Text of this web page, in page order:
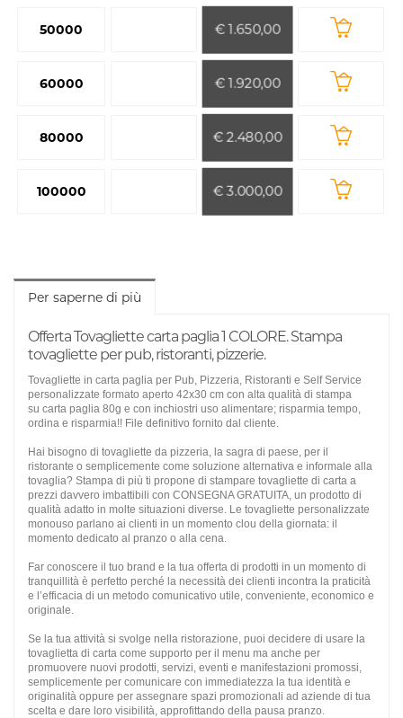
50000 € 1.650,00
60000 € 1.920,00
80000 € 2.480,00
100000 € 3.000,00
Per saperne di più
Offerta Tovagliette carta paglia 1 COLORE. Stampa
tovagliette per pub, ristoranti, pizzerie.
Tovagliette in carta paglia per Pub, Pizzeria, Ristoranti e Self Service
personalizzate formato aperto 42x30 cm con alta qualità di stampa
su carta paglia 80g e con inchiostri uso alimentare; risparmia tempo,
ordina e risparmia!! File definitivo fornito dal cliente.
Hai bisogno di tovagliette da pizzeria, la sagra di paese, per il
ristorante o semplicemente come soluzione alternativa e informale alla
tovaglia? Stampa di più ti propone di stampare tovagliette di carta a
prezzi davvero imbattibili con CONSEGNA GRATUITA , un prodotto di
qualità adatto in molte situazioni diverse. Le tovagliette personalizzate
monouso parlano ai clienti in un momento clou della giornata: il
momento dedicato al pranzo o alla cena.
Far conoscere il tuo brand e la tua offerta di prodotti in un momento di
tranquillità è perfetto perché la necessità dei clienti incontra la praticità
e l’efficacia di un metodo comunicativo utile, conveniente, economico e
originale.
Se la tua attività si svolge nella ristorazione , puoi decidere di usare la
tovaglietta di carta come supporto per il menu ma anche per
promuovere nuovi prodotti, servizi, eventi e manifestazioni promossi,
semplicemente per comunicare con immediatezza la tua identità e
originalità oppure per assegnare spazi promozionali ad aziende di tua
scelta e dare loro visibilità, approfittando della pausa pranzo.